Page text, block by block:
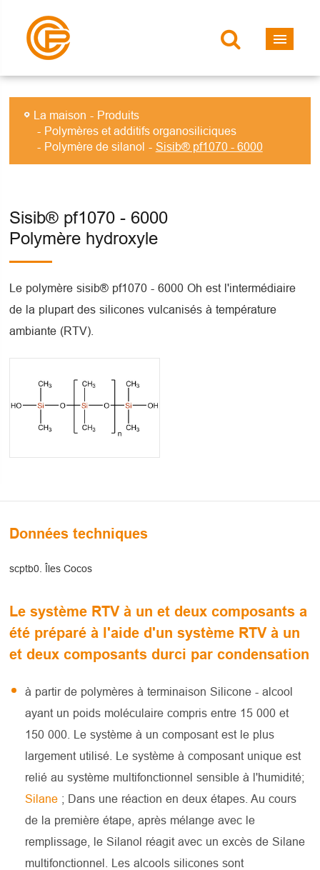
La maison
Produits
Polymères et additifs organosiliciques
Polymère de silanol
Sisib® pf1070 - 6000
Sisib® pf1070 - 6000
Polymère hydroxyle
Le polymère sisib® pf1070 - 6000 Oh est l'intermédiaire
de la plupart des silicones vulcanisés à température
ambiante (RTV).
Données techniques
scptb0. Îles Cocos
Le système RTV à un et deux composants a
été préparé à l'aide d'un système RTV à un
et deux composants durci par condensation
à partir de polymères à terminaison Silicone - alcool
ayant un poids moléculaire compris entre 15 000 et
150 000. Le système à un composant est le plus
largement utilisé. Le système à composant unique est
relié au système multifonctionnel sensible à l'humidité;
Silane ; Dans une réaction en deux étapes. Au cours
de la première étape, après mélange avec le
remplissage, le Silanol réagit avec un excès de Silane
multifonctionnel. Les alcools silicones sont